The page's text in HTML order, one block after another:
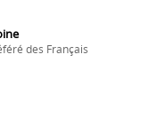
des Français